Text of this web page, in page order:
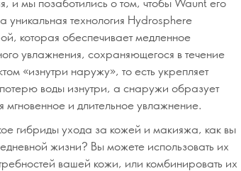
уникальная технология Hydrosphere
которая обеспечивает медленное
увлажнения, сохраняющегося в течение
«изнутри наружу», то есть укрепляет
воды изнутри, а снаружи образует
и длительное увлажнение.
гибриды ухода за кожей и макияжа, как вы
жизни? Вы можете использовать их
вашей кожи, или комбинировать их